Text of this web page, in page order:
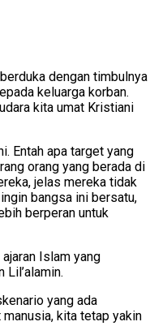
dengan timbulnya
keluarga korban.
kita umat Kristiani
Entah apa target yang
orang yang berada di
jelas mereka tidak
bangsa ini bersatu,
berperan untuk
Islam yang
Lil’alamin.
yang ada
kita tetap yakin